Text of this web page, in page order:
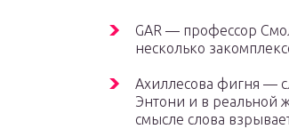
GAR — профессор
несколько
Ахиллесова фигня —
Энтони и в реальной
смысле слова